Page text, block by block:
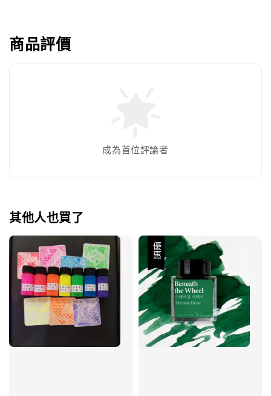
商品評價
成為首位評論者
其他人也買了
優惠